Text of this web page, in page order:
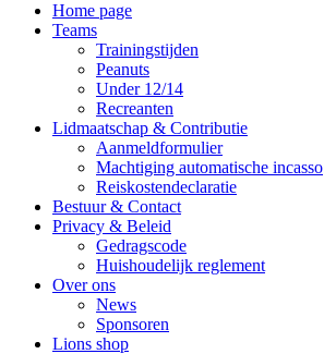
Home page
Teams
Trainingstijden
Peanuts
Under 12/14
Recreanten
Lidmaatschap & Contributie
Aanmeldformulier
Machtiging automatische incasso
Reiskostendeclaratie
Bestuur & Contact
Privacy & Beleid
Gedragscode
Huishoudelijk reglement
Over ons
News
Sponsoren
Lions shop